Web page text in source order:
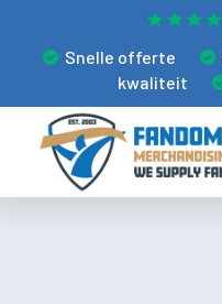
Snelle offerte
kwaliteit